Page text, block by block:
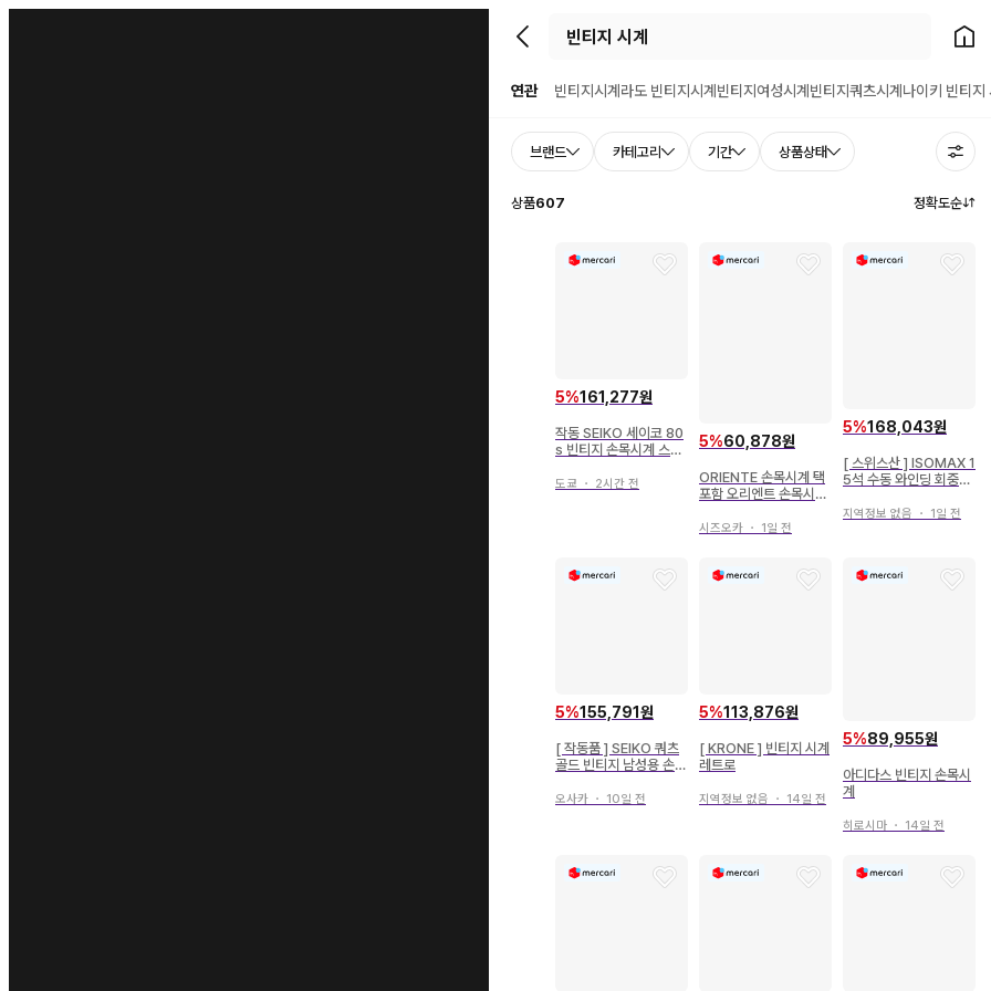
뒤로가기 홈으로
연관 빈티지시계 라도 빈티지시계 빈티지여성시계 빈티지쿼츠시계 나이키 빈티지
브랜드 카테고리 기간 상품상태
상품607 정확도순
5%161,277원
작동 SEIKO 세이코 80
s 빈티지 손목시계 스퀘
도쿄 ・ 2시간 전
5%60,878원
ORIENTE 손목시계 택
포함 오리엔트 손목시계
시즈오카 ・ 1일 전
5%168,043원
[ 스위스산 ] ISOMAX 1
5석 수동 와인딩 회중시
지역정보 없음 ・ 1일 전
5%155,791원
[ 작동품 ] SEIKO 쿼츠
골드 빈티지 남성용 손목
오사카 ・ 10일 전
5%113,876원
[ KRONE ] 빈티지 시계
레트로
지역정보 없음 ・ 14일 전
5%89,955원
아디다스 빈티지 손목시
계
히로시마 ・ 14일 전